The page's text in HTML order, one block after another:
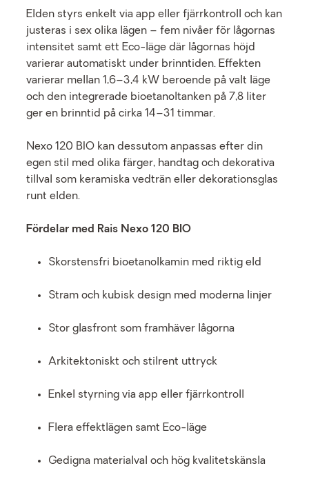
Elden styrs enkelt via app eller fjärrkontroll och kan
justeras i sex olika lägen – fem nivåer för lågornas
intensitet samt ett Eco-läge där lågornas höjd
varierar automatiskt under brinntiden. Effekten
varierar mellan 1,6–3,4 kW beroende på valt läge
och den integrerade bioetanoltanken på 7,8 liter
ger en brinntid på cirka 14–31 timmar.
Nexo 120 BIO kan dessutom anpassas efter din
egen stil med olika färger, handtag och dekorativa
tillval som keramiska vedträn eller dekorationsglas
runt elden.
Fördelar med Rais Nexo 120 BIO
Skorstensfri bioetanolkamin med riktig eld
Stram och kubisk design med moderna linjer
Stor glasfront som framhäver lågorna
Arkitektoniskt och stilrent uttryck
Enkel styrning via app eller fjärrkontroll
Flera effektlägen samt Eco-läge
Gedigna materialval och hög kvalitetskänsla